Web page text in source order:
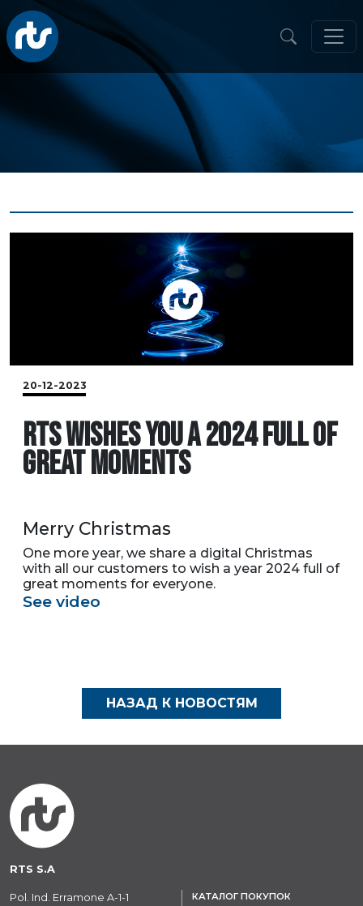
20-12-2023
RTS WISHES YOU A 2024 FULL OF
GREAT MOMENTS
Merry Christmas
One more year, we share a digital Christmas
with all our customers to wish a year 2024 full of
great moments for everyone.
See video
НАЗАД К НОВОСТЯМ
RTS S.A
Pol. Ind. Erramone A-1-1
КАТАЛОГ ПОКУПОК